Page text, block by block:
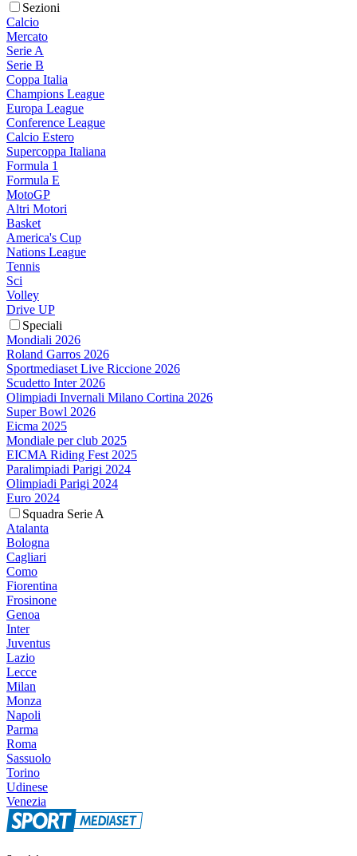
Sezioni
Calcio
Mercato
Serie A
Serie B
Coppa Italia
Champions League
Europa League
Conference League
Calcio Estero
Supercoppa Italiana
Formula 1
Formula E
MotoGP
Altri Motori
Basket
America's Cup
Nations League
Tennis
Sci
Volley
Drive UP
Speciali
Mondiali 2026
Roland Garros 2026
Sportmediaset Live Riccione 2026
Scudetto Inter 2026
Olimpiadi Invernali Milano Cortina 2026
Super Bowl 2026
Eicma 2025
Mondiale per club 2025
EICMA Riding Fest 2025
Paralimpiadi Parigi 2024
Olimpiadi Parigi 2024
Euro 2024
Squadra Serie A
Atalanta
Bologna
Cagliari
Como
Fiorentina
Frosinone
Genoa
Inter
Juventus
Lazio
Lecce
Milan
Monza
Napoli
Parma
Roma
Sassuolo
Torino
Udinese
Venezia